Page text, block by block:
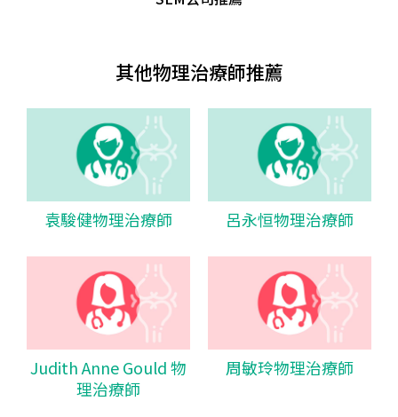
其他物理治療師推薦
袁駿健物理治療師 呂永恒物理治療師
Judith Anne Gould 物
理治療師
周敏玲物理治療師